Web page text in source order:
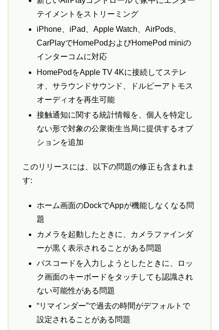
テイメントをストリーミング
iPhone、iPad、Apple Watch、AirPods、
CarPlayでHomePodおよびHomePod miniの
インターコムに対応
HomePodをApple TV 4Kに接続してステレ
オ、サラウンドサウンド、ドルビーアトモス
オーディオを再生可能
接触通知に関する統計情報を、個人を特定し
ない形で対象の公衆衛生当局に提供するオプ
ションを追加
このリリースには、以下の問題の修正も含まれま
す:
ホーム画面のDockでAppが機能しなくなる問
題
カメラを起動したときに、カメラファインダ
ーが黒く表示されることがある問題
パスコードを入力しようとしたときに、ロッ
ク画面のキーボードをタッチしても認識され
ない可能性がある問題
“リマインダー”で過去の時間がデフォルトで
設定されることがある問題